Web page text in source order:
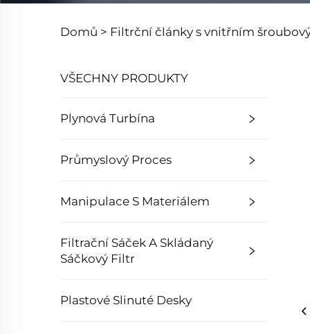
Domů > Filtrční články s vnitřním
VŠECHNY PRODUKTY
Plynová Turbína
Průmyslový Proces
Manipulace S Materiálem
Filtrační Sáček A Skládaný
Sáčkový Filtr
Plastové Slinuté Desky